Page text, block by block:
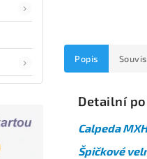
Popis
Detailní
Calpeda
Špičkové